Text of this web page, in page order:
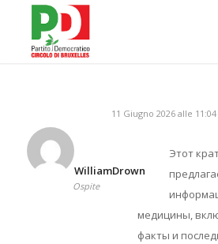
11 Giugno 2026 alle 11:04
WilliamDrown
Ospite
Этот
медицины,
факты и